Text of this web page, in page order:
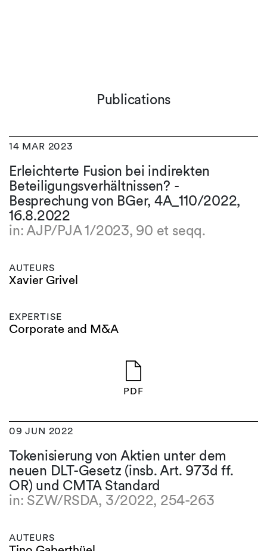
Publications
14 MAR 2023
Erleichterte Fusion bei indirekten
Beteiligungsverhältnissen? -
Besprechung von BGer, 4A_110/2022,
16.8.2022
in: AJP/PJA 1/2023, 90 et seqq.
AUTEURS
Xavier Grivel
EXPERTISE
Corporate and M&A
PDF
09 JUN 2022
Tokenisierung von Aktien unter dem
neuen DLT-Gesetz (insb. Art. 973d ff.
OR) und CMTA Standard
in: SZW/RSDA, 3/2022, 254-263
AUTEURS